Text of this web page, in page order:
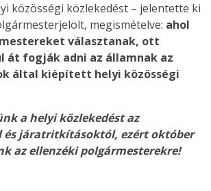
közösségi közlekedést – jelentette ki
megismételve: ahol
választanak, ott
át fogják adni az államnak az
által kiépített helyi közösségi
a helyi közlekedést az
és járatritkításoktól, ezért október
az ellenzéki polgármesterekre!